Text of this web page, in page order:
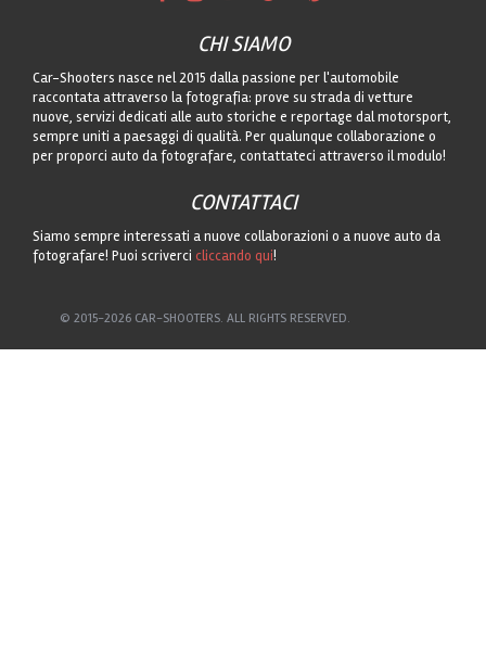
CHI SIAMO
Car-Shooters nasce nel 2015 dalla passione per l'automobile
raccontata attraverso la fotografia: prove su strada di vetture
nuove, servizi dedicati alle auto storiche e reportage dal motorsport,
sempre uniti a paesaggi di qualità. Per qualunque collaborazione o
per proporci auto da fotografare, contattateci attraverso il modulo!
CONTATTACI
Siamo sempre interessati a nuove collaborazioni o a nuove auto da
fotografare! Puoi scriverci cliccando qui!
© 2015-2026 CAR-SHOOTERS. ALL RIGHTS RESERVED.